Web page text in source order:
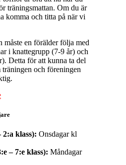
träningsmattan. Om du är
komma och titta på när vi
måste en förälder följa med
i knattegrupp (7-9 år) och
Detta för att kunna ta del
och föreningen
2:a klass): Onsdagar kl
– 7:e klass): Måndagar